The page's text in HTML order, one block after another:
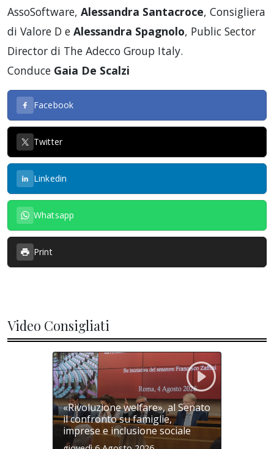
AssoSoftware, Alessandra Santacroce, Consigliera
di Valore D e Alessandra Spagnolo, Public Sector
Director di The Adecco Group Italy.
Conduce Gaia De Scalzi
Facebook
Twitter
Linkedin
Whatsapp
Print
Video Consigliati
«Rivoluzione welfare», al Senato
il confronto su famiglie,
imprese e inclusione sociale